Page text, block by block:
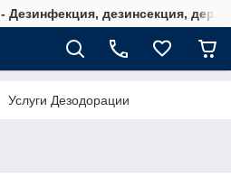
дезинсекция,
Услуги Дезодорации